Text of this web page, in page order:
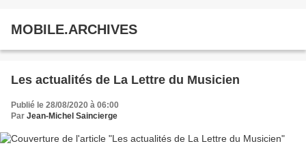
MOBILE.ARCHIVES
Les actualités de La Lettre du Musicien
Publié le 28/08/2020 à 06:00
Par Jean-Michel Saincierge